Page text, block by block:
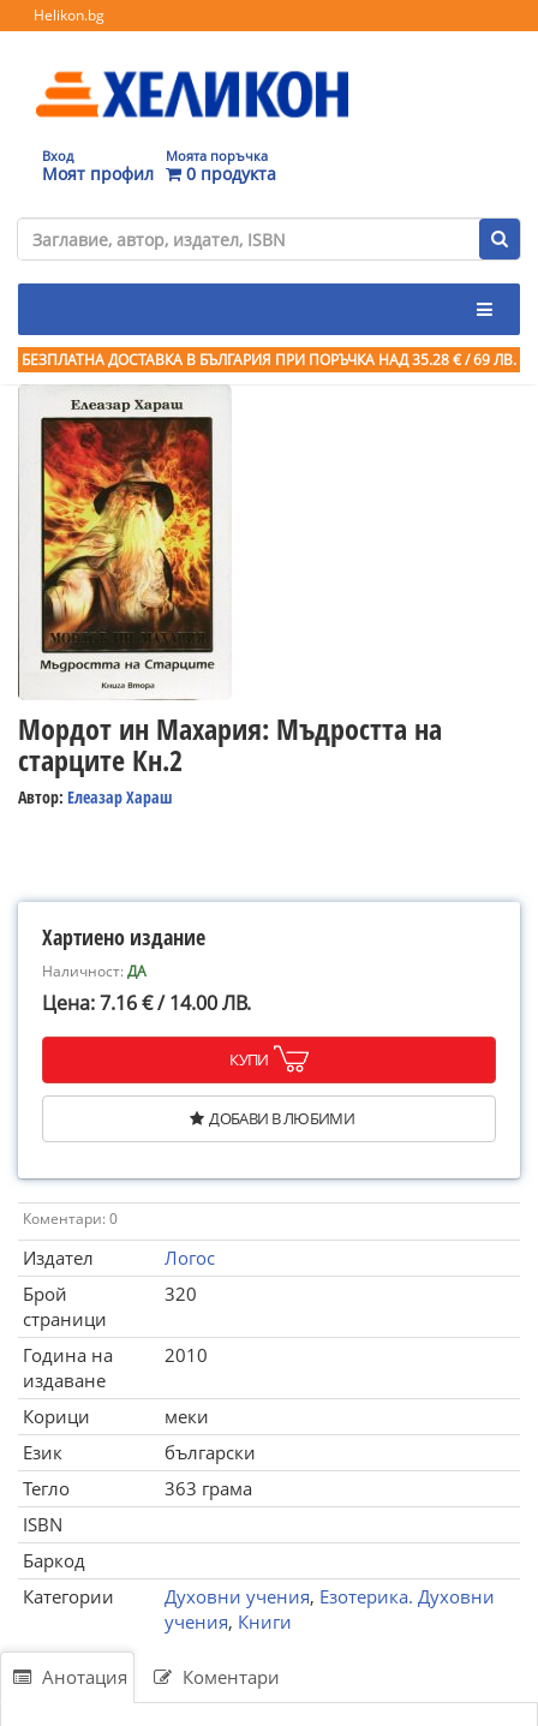
Helikon.bg
Вход
Моят профил
Моята поръчка
0 продукта
БЕЗПЛАТНА ДОСТАВКА В БЪЛГАРИЯ ПРИ ПОРЪЧКА НАД 35.28 € / 69 ЛВ.
Мордот ин Махария: Мъдростта на
старците Кн.2
Автор: Елеазар Хараш
Хартиено издание
Наличност:ДА
Цена: 7.16 € / 14.00 ЛВ.
КУПИ
ДОБАВИ В ЛЮБИМИ
Коментари: 0
Издател
Логос
Брой
страници
320
Година на
издаване
2010
Корици
меки
Език
български
Тегло
363 грама
ISBN
Баркод
Категории
Духовни учения, Езотерика. Духовни
учения, Книги
Анотация Коментари